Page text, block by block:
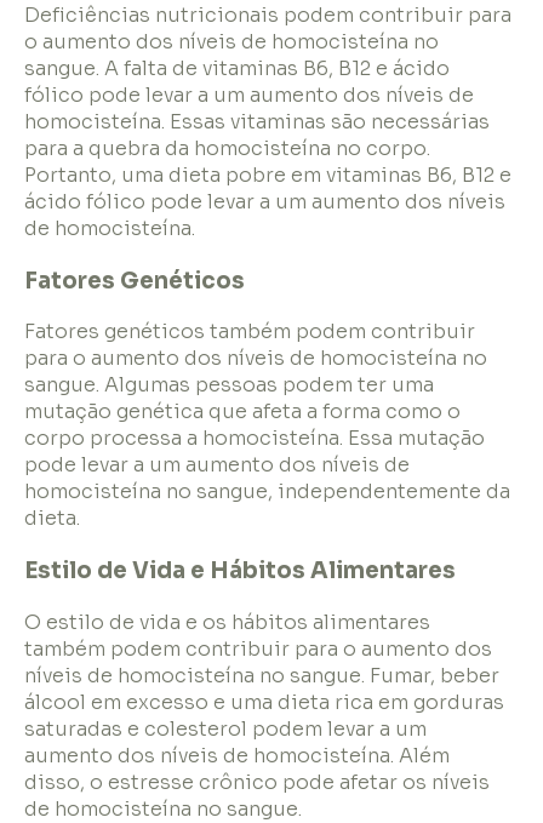
Deficiências nutricionais podem contribuir para
o aumento dos níveis de homocisteína no
sangue. A falta de vitaminas B6, B12 e ácido
fólico pode levar a um aumento dos níveis de
homocisteína. Essas vitaminas são necessárias
para a quebra da homocisteína no corpo.
Portanto, uma dieta pobre em vitaminas B6, B12 e
ácido fólico pode levar a um aumento dos níveis
de homocisteína.
Fatores Genéticos
Fatores genéticos também podem contribuir
para o aumento dos níveis de homocisteína no
sangue. Algumas pessoas podem ter uma
mutação genética que afeta a forma como o
corpo processa a homocisteína. Essa mutação
pode levar a um aumento dos níveis de
homocisteína no sangue, independentemente da
dieta.
Estilo de Vida e Hábitos Alimentares
O estilo de vida e os hábitos alimentares
também podem contribuir para o aumento dos
níveis de homocisteína no sangue. Fumar, beber
álcool em excesso e uma dieta rica em gorduras
saturadas e colesterol podem levar a um
aumento dos níveis de homocisteína. Além
disso, o estresse crônico pode afetar os níveis
de homocisteína no sangue.